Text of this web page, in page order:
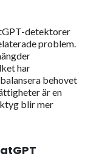
detektorer
problem.
har
behovet
är en
blir mer